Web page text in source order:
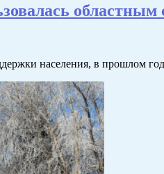
населения, в прошлом